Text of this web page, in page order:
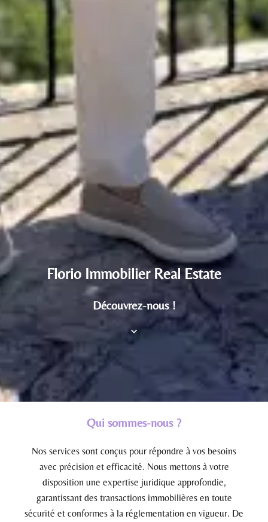
Florio Immobilier Real Estate
Découvrez-nous !
Qui sommes-nous ?
Nos services sont conçus pour répondre à vos besoins
avec précision et efficacité. Nous mettons à votre
disposition une expertise juridique approfondie,
garantissant des transactions immobilières en toute
sécurité et conformes à la réglementation en vigueur. De